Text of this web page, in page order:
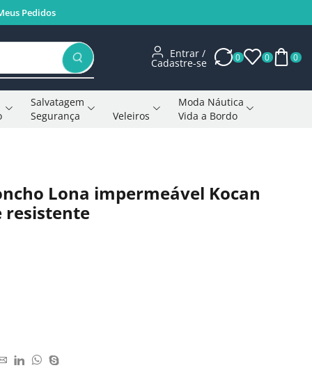
Pedidos
Entrar /
Cadastre-se 0 0 0
Salvatagem
Segurança
Veleiros
Moda Náutica
Vida a Bordo
Lona impermeável Kocan
resistente